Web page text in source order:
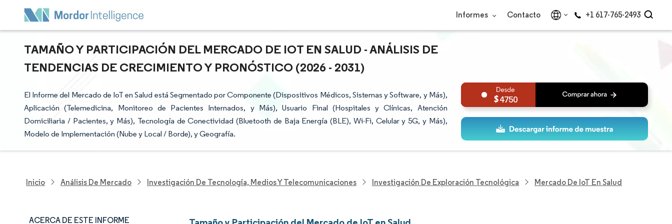
Informes Contacto +1 617-765-2493
TAMAÑO Y PARTICIPACIÓN DEL MERCADO DE IOT EN SALUD - ANÁLISIS DE
TENDENCIAS DE CRECIMIENTO Y PRONÓSTICO (2026 - 2031)
El Informe del Mercado de IoT en Salud está Segmentado por Componente (Dispositivos Médicos, Sistemas y Software, y Más),
Aplicación (Telemedicina, Monitoreo de Pacientes Internados, y Más), Usuario Final (Hospitales y Clínicas, Atención
Domiciliaria / Pacientes, y Más), Tecnología de Conectividad (Bluetooth de Baja Energía (BLE), Wi-Fi, Celular y 5G, y Más),
Modelo de Implementación (Nube y Local / Borde), y Geografía.
4750
Inicio Análisis De Mercado Investigación De Tecnología, Medios Y Telecomunicaciones Investigación De Exploración Tecnológica Mercado De IoT En Salud
ACERCA DE ESTE INFORME